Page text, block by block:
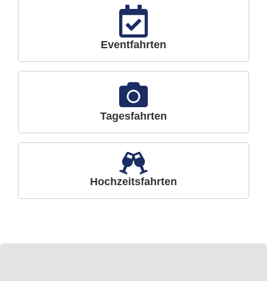
Eventfahrten
Tagesfahrten
Hochzeitsfahrten